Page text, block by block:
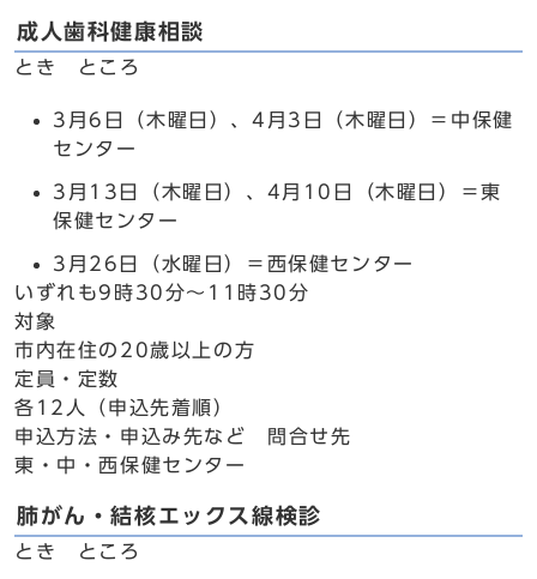
成人歯科健康相談
とき ところ
3月6日（木曜日）、4月3日（木曜日）＝中保健
センター
3月13日（木曜日）、4月10日（木曜日）＝東
保健センター
3月26日（水曜日）＝西保健センター
いずれも9時30分～11時30分
対象
市内在住の20歳以上の方
定員・定数
各12人（申込先着順）
申込方法・申込み先など 問合せ先
東・中・西保健センター
肺がん・結核エックス線検診
とき ところ